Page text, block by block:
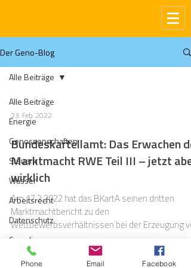
Der Geno-Blog
Alle Beiträge
Energie
Genossenschaften
Steuern
Wasser
Arbeitsrecht
Datenschutz
Compliance
Gas
Alle Beiträge
23. Feb. 2022
Bundeskartellamt: Das Erwachen der
Marktmacht RWE Teil III – jetzt aber
wirklich
Am 17.2.2022 hat das BKartA seinen dritten
Marktmachtbericht zu den
Wettbewerbsverhältnissen bei der Erzeugung
elektr. Energie vorgelegt
Phone Email Facebook